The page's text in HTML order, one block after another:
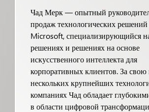
Чад Мерк — опытный
продаж технологических
Microsoft, специализирующийся
решениях и решениях на основе
искусственного интеллекта для
корпоративных клиентов. За свою
нескольких крупнейших
компаниях Чад обладает
в области цифровой